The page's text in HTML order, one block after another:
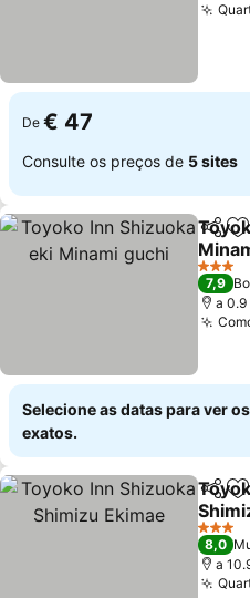
De € 47
Consulte os preços de 5 sites
3 Estrelas
7,9
a 0.9
Selecione as datas para ver
exatos.
3 Estrelas
8,0
a